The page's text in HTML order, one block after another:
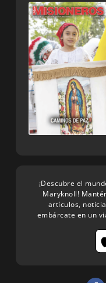
¡Descubre el
Maryknoll!
artículos,
embárcate en un